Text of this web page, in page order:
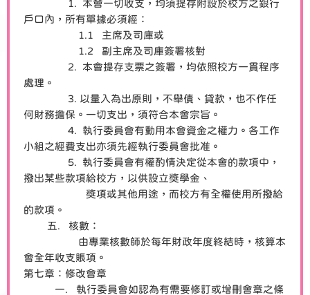
1. 本會一切收支，均須提存附設於校方之銀行
戶口內，所有單據必須經：
1.1 主席及司庫或
1.2 副主席及司庫簽署核對
2. 本會提存支票之簽署，均依照校方一貫程序
處理。
3. 以量入為出原則，不舉債、貸款，也不作任
何財務擔保。一切支出，須符合本會宗旨。
4. 執行委員會有動用本會資金之權力。各工作
小組之經費支出亦須先經執行委員會批准。
5. 執行委員會有權酌情決定從本會的款項中，
撥出某些款項給校方，以供設立獎學金、
獎項或其他用途，而校方有全權使用所撥給
的款項。
五. 核數：
由專業核數師於每年財政年度終結時，核算本
會全年收支賬項。
第七章：修改會章
一. 執行委員會如認為有需要修訂或增刪會章之條